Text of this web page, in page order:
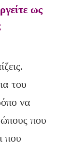
ως
του
να
που
που